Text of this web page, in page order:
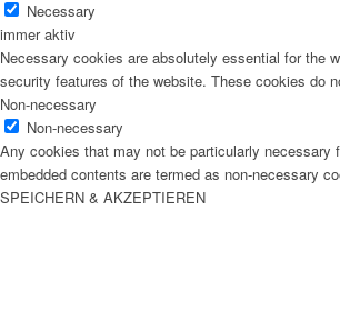
Necessary
immer aktiv
Necessary cookies are absolutely essential for the
security features of the website. These cookies do
Non-necessary
Non-necessary
Any cookies that may not be particularly
embedded contents are termed as non-necessary
SPEICHERN & AKZEPTIEREN